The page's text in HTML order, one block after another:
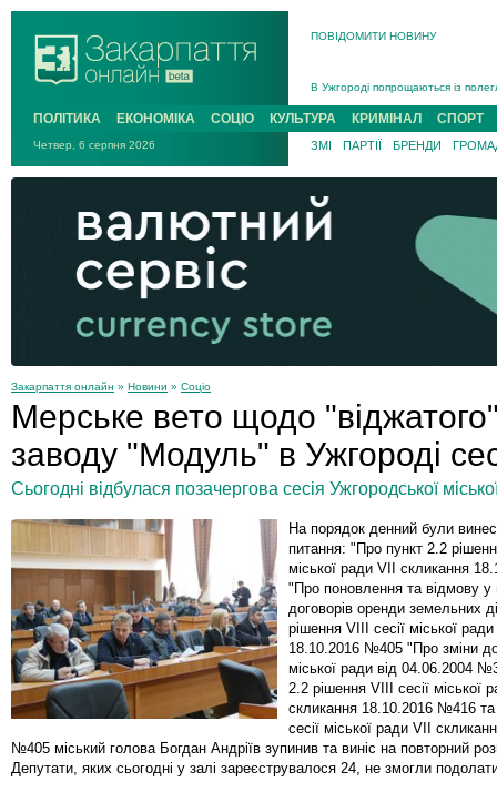
ПОВІДОМИТИ НОВИНУ
В Ужгороді попрощаються із
В Ужгороді 5 серпня
Підтвердили загибель
На війні з рф поліг військовий з
На Хустщині внаслідок ДТП за
Інструктора районного ТЦК на
ПОЛІТИКА ЕКОНОМІКА СОЦІО КУЛЬТУРА КРИМІНАЛ СПОРТ
Четвер, 6 серпня 2026 ЗМІ ПАРТІЇ БРЕНДИ
Закарпаття онлайн » Новини » Соціо
Мерське вето щодо
заводу "Модуль" в Ужгороді
Сьогодні відбулася позачергова сесія Ужгородської
На порядок денний були
питання: "Про пункт 2.2
міської ради VII скликання
"Про поновлення та відмову у
договорів оренди земельних
рішення VIII сесії міської
18.10.2016 №405 "Про зміни
міської ради від 04.06.2004
2.2 рішення VIII сесії міської
скликання 18.10.2016 №416
сесії міської ради VII
№405 міський голова Богдан Андріїв зупинив та виніс на повторний
Депутати, яких сьогодні у залі зареєструвалося 24, не змогли